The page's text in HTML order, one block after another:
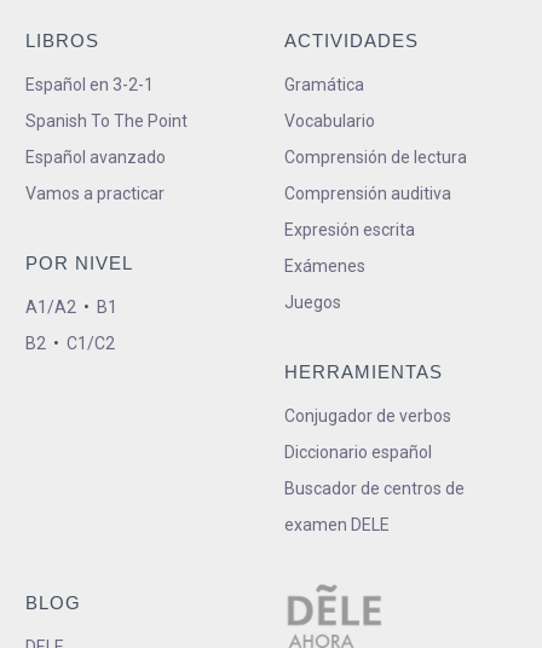
LIBROS
Español en 3-2-1
Spanish To The Point
Español avanzado
Vamos a practicar
POR NIVEL
A1/A2 • B1
B2 • C1/C2
ACTIVIDADES
Gramática
Vocabulario
Comprensión de lectura
Comprensión auditiva
Expresión escrita
Exámenes
Juegos
HERRAMIENTAS
Conjugador de verbos
Diccionario español
Buscador de centros de
examen DELE
BLOG